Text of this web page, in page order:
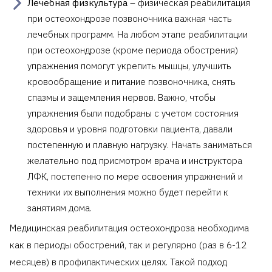
Лечебная физкультура – физическая реабилитация
при остеохондрозе позвоночника важная часть
лечебных программ. На любом этапе реабилитации
при остеохондрозе (кроме периода обострения)
упражнения помогут укрепить мышцы, улучшить
кровообращение и питание позвоночника, снять
спазмы и защемления нервов. Важно, чтобы
упражнения были подобраны с учетом состояния
здоровья и уровня подготовки пациента, давали
постепенную и плавную нагрузку. Начать заниматься
желательно под присмотром врача и инструктора
ЛФК, постепенно по мере освоения упражнений и
техники их выполнения можно будет перейти к
занятиям дома.
Медицинская реабилитация остеохондроза необходима
как в периоды обострений, так и регулярно (раз в 6-12
месяцев) в профилактических целях. Такой подход